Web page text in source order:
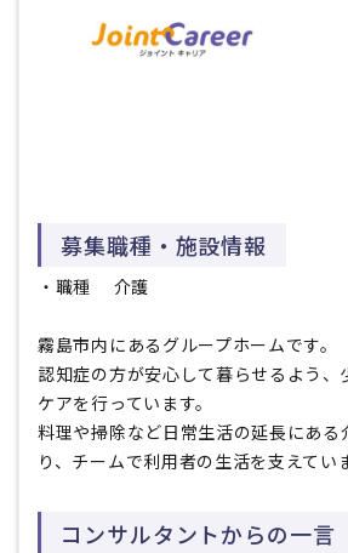
募集職種・施設情報
・職種 介護
霧島市内にあるグループホームです。
認知症の方が安心して暮らせるよう、
ケアを行っています。
料理や掃除など日常生活の延長にあ
り、チームで利用者の生活を支えてい
コンサルタントからの一言